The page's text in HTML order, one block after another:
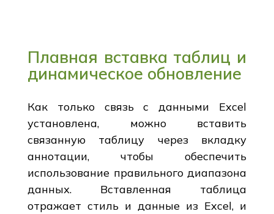
Плавная вставка таблиц и
динамическое обновление
Как только связь с данными Excel
установлена, можно вставить
связанную таблицу через вкладку
аннотации, чтобы обеспечить
использование правильного диапазона
данных. Вставленная таблица
отражает стиль и данные из Excel, и